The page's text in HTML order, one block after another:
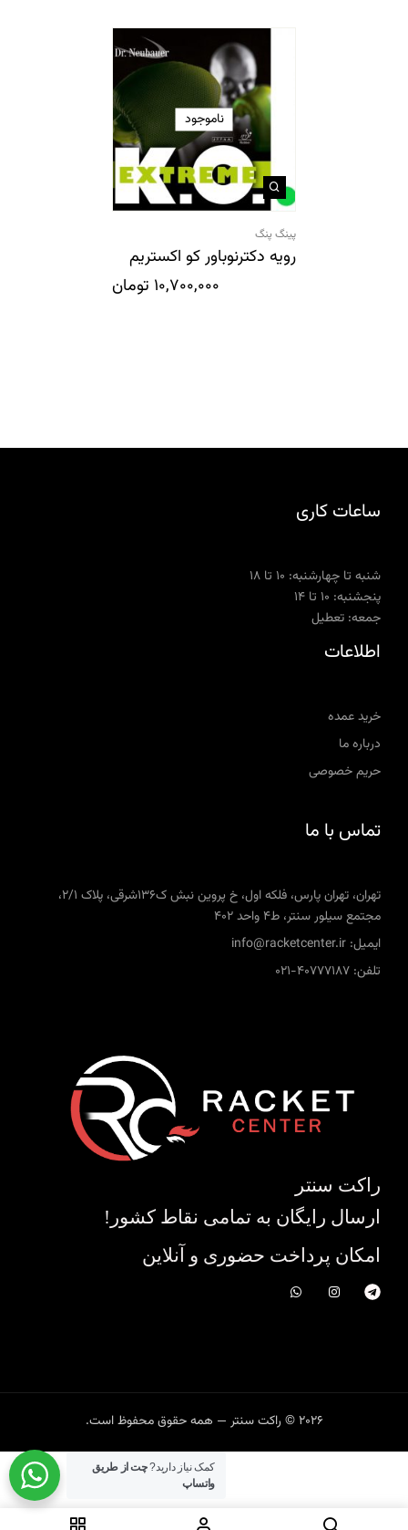
ناموجود
پینگ پنگ
رویه دکترنوباور کو اکستریم
10,700,000 تومان
ساعات کاری
شنبه تا چهارشنبه: ۱۰ تا ۱۸
پنجشنبه: ۱۰ تا ۱۴
جمعه: تعطیل
اطلاعات
خرید عمده
درباره ما
حریم خصوصی
تماس با ما
تهران، تهران پارس، فلکه اول، خ پروین نبش ک136شرقی، پلاک 2/1،
مجتمع سیلور سنتر، ط4 واحد 402
ایمیل: info@racketcenter.ir
تلفن: 40777187-021
راکت سنتر
ارسال رایگان به تمامی نقاط کشور!
امکان پرداخت حضوری و آنلاین
2026 © راکت سنتر — همه حقوق محفوظ است.
کمک نیاز دارید?چت از طریق
واتساپ